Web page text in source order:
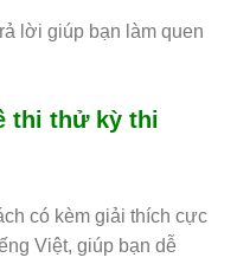
lời giúp bạn làm quen
thi thử kỳ thi
có kèm giải thích cực
Việt, giúp bạn dễ